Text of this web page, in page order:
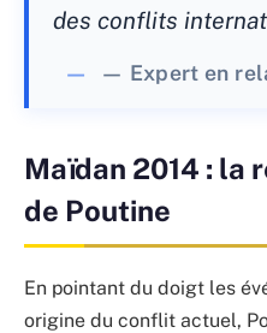
des conflits
— Expert en
Maïdan 2014 : la
de Poutine
En pointant du doigt les
origine du conflit actuel,